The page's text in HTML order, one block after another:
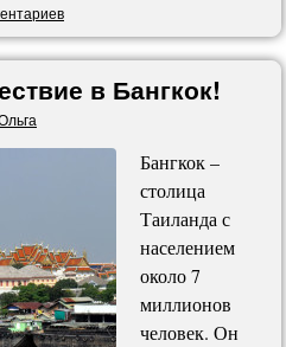
в Бангкок!
Бангкок –
столица
Таиланда с
населением
около 7
миллионов
человек. Он